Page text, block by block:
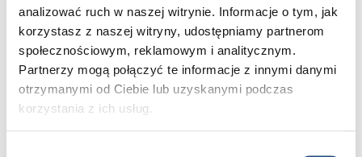
analizować ruch w naszej witrynie. Informacje o tym, jak
korzystasz z naszej witryny, udostępniamy partnerom
społecznościowym, reklamowym i analitycznym.
Partnerzy mogą połączyć te informacje z innymi danymi
otrzymanymi od Ciebie lub uzyskanymi podczas
korzystania z ich usług.
Oferujemy więc między innymi wulkanizację na zimno.
Jest to metoda wykorzystująca specjalnie dobrany
wypełniacz chemiczny. Nasi mechanicy umieszczają
go w miejscu przerwania, a następnie łączą